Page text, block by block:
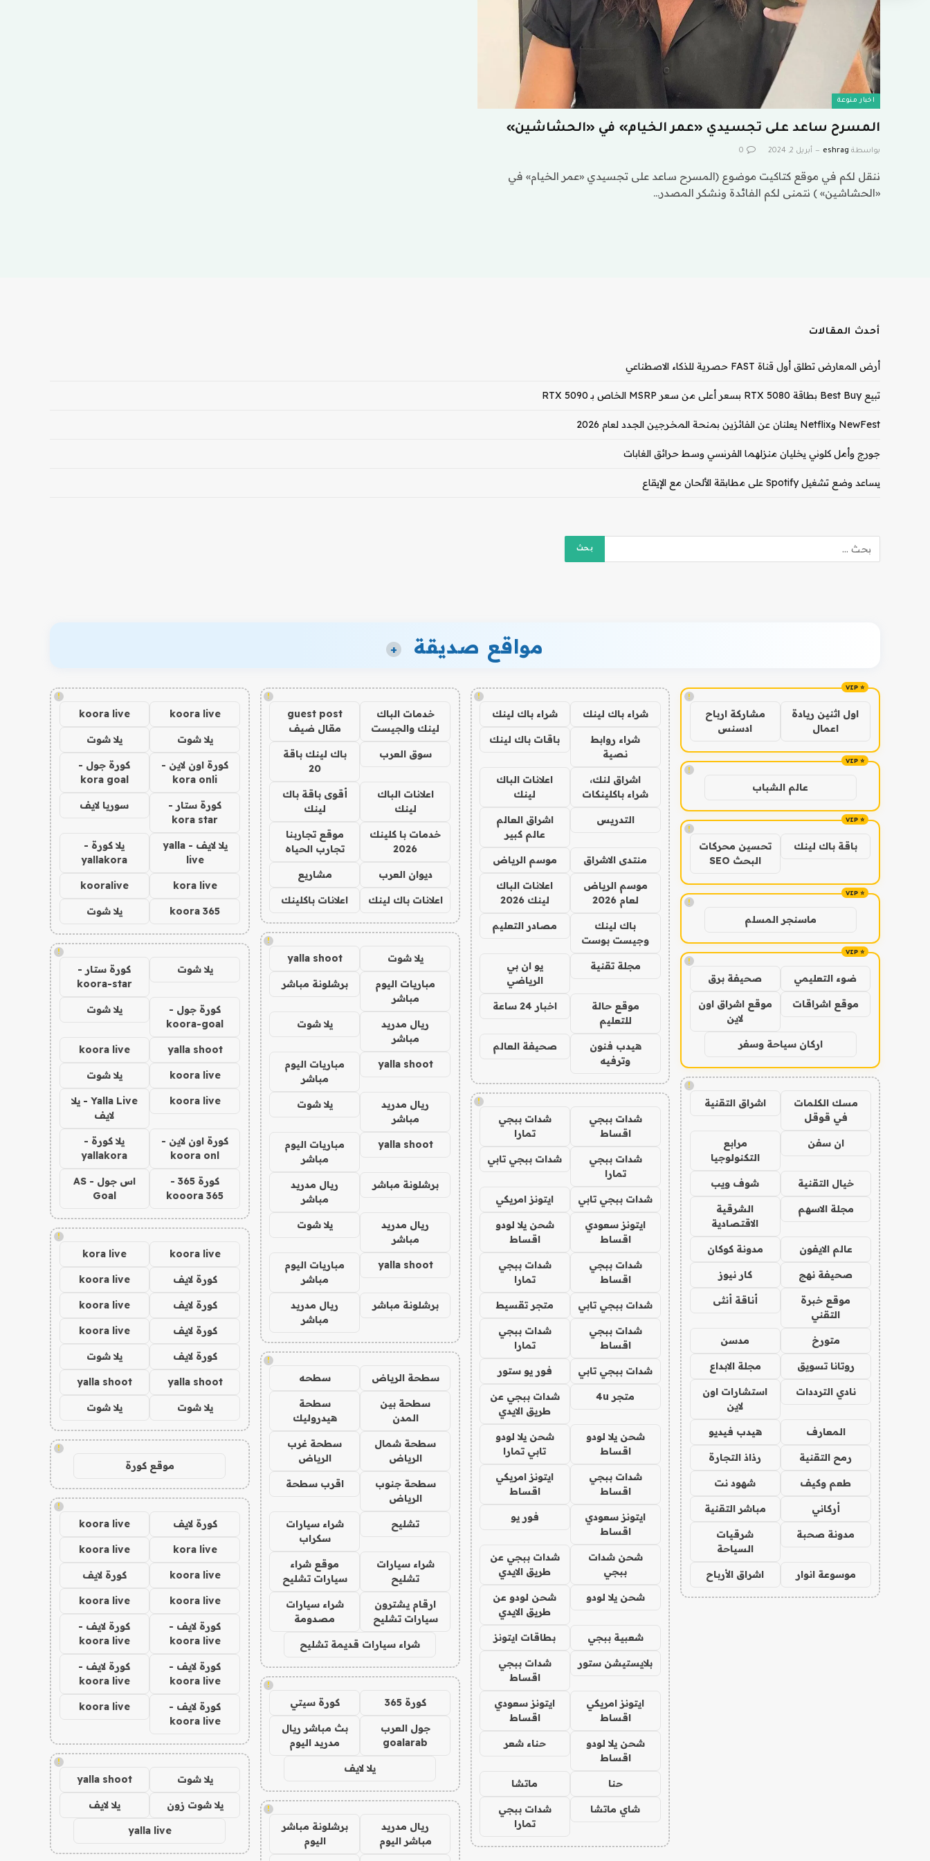
اخبار منوعة
المسرح ساعد على تجسيدي «عمر الخيام» في «الحشاشين»
بواسطة eshrag أبريل 2, 2024 0
ننقل لكم في موقع كتاكيت موضوع (المسرح ساعد على تجسيدي «عمر الخيام» في
«الحشاشين» ) نتمنى لكم الفائدة ونشكر المصدر…
أحدث المقالات
أرض المعارض تطلق أول قناة FAST حصرية للذكاء الاصطناعي
تبيع Best Buy بطاقة RTX 5080 بسعر أعلى من سعر MSRP الخاص بـ RTX 5090
NewFest وNetflix يعلنان عن الفائزين بمنحة المخرجين الجدد لعام 2026
جورج وأمل كلوني يخليان منزلهما الفرنسي وسط حرائق الغابات
يساعد وضع تشغيل Spotify على مطابقة الألحان مع الإيقاع
مواقع صديقة +
!
اول اثنين ريادة
اعمال
مشاركة ارباح
ادسنس
!
عالم الشباب
!
باقة باك لينك
تحسين محركات
البحث SEO
!
ماسنجر المسلم
!
ضوء التعليمي صحيفة برق
موقع اشراقات
موقع اشراق اون
لاين
اركان سياحة وسفر
!
مسك الكلمات
في قوقل
اشراق التقنية
ان سفن
مرابع
التكنولوجيا
خيال التقنية شوف ويب
مجلة الاسهم
الشرقية
الاقتصادية
عالم الايفون مدونة كوكان
صحيفة نهج كار نيوز
موقع خبرة
التقني
أناقة أنثى
متورخ مدسن
روتانا تسويق مجلة الابداع
نادي الترددات
استشارات اون
لاين
المعارف هيدب فيديو
رمح التقنية رذاذ التجارة
طعم وكيف شهود نت
أركاني مباشر التقنية
مدونة صحبة
شرقيات
السياحة
موسوعة انوار اشراق الأرباح
!
شراء باك لينك شراء باك لينك
شراء روابط
نصية
باقات باك لينك
اشراق لنك،
شراء باكلينكات
اعلانات الباك
لينك
التدريس
اشراق العالم
عالم كبير
منتدى الاشراق موسم الرياض
موسم الرياض
لعام 2026
اعلانات الباك
لينك 2026
باك لينك
وجيست بوست
مصادر التعليم
مجلة تقنية
يو ان بي
الرياضي
موقع حالة
للتعليم
اخبار 24 ساعة
هيدب فنون
وترفيه
صحيفة العالم
!
شدات ببجي
اقساط
شدات ببجي
تمارا
شدات ببجي
تمارا
شدات ببجي تابي
شدات ببجي تابي ايتونز امريكي
ايتونز سعودي
اقساط
شحن يلا لودو
اقساط
شدات ببجي
اقساط
شدات ببجي
تمارا
شدات ببجي تابي متجر تقسيط
شدات ببجي
اقساط
شدات ببجي
تمارا
شدات ببجي تابي فور يو ستور
متجر 4u
شدات ببجي عن
طريق الايدي
شحن يلا لودو
اقساط
شحن يلا لودو
تابي تمارا
شدات ببجي
اقساط
ايتونز امريكي
اقساط
ايتونز سعودي
اقساط
فور يو
شحن شدات
ببجي
شدات ببجي عن
طريق الايدي
شحن يلا لودو
شحن لودو عن
طريق الايدي
شعبية ببجي بطاقات ايتونز
بلايستيشن ستور
شدات ببجي
اقساط
ايتونز امريكي
اقساط
ايتونز سعودي
اقساط
شحن يلا لودو
اقساط
حناء شعر
حنا ماتشا
شاي ماتشا
شدات ببجي
تمارا
!
خدمات الباك
لينك والجيست
guest post
مقال ضيف
سوق العرب
باك لينك باقة
20
اعلانات الباك
لينك
أقوى باقة باك
لينك
خدمات با كلينك
2026
موقع تجاربنا
تجارب الحياه
ديوان العرب مشاريع
اعلانات باك لينك اعلانات باكلينك
!
يلا شوت yalla shoot
مباريات اليوم
مباشر
برشلونة مباشر
ريال مدريد
مباشر
يلا شوت
yalla shoot
مباريات اليوم
مباشر
ريال مدريد
مباشر
يلا شوت
yalla shoot
مباريات اليوم
مباشر
برشلونة مباشر
ريال مدريد
مباشر
ريال مدريد
مباشر
يلا شوت
yalla shoot
مباريات اليوم
مباشر
برشلونة مباشر
ريال مدريد
مباشر
!
سطحة الرياض سطحه
سطحة بين
المدن
سطحة
هيدروليك
سطحة شمال
الرياض
سطحة غرب
الرياض
سطحة جنوب
الرياض
اقرب سطحة
تشليح
شراء سيارات
سكراب
شراء سيارات
تشليح
موقع شراء
سيارات تشليح
ارقام يشترون
سيارات تشليح
شراء سيارات
مصدومة
شراء سيارات قديمة تشليح
!
كورة 365 كورة سيتي
جول العرب
goalarab
بث مباشر ريال
مدريد اليوم
يلا لايف
!
ريال مدريد
مباشر اليوم
برشلونة مباشر
اليوم
!
koora live
koora live
يلا شوت يلا شوت
كورة اون لاين -
kora onli
كورة جول -
kora goal
كورة ستار -
kora star
سوريا لايف
يلا لايف - yalla
live
يلا كورة -
yallakora
kora live
kooralive
koora 365 يلا شوت
!
يلا شوت
كورة ستار -
koora-star
كورة جول -
koora-goal
يلا شوت
yalla shoot
koora live
koora live يلا شوت
koora live
Yalla Live - يلا
لايف
كورة اون لاين -
koora onl
يلا كورة -
yallakora
كورة 365 -
kooora 365
اس جول - AS
Goal
!
koora live
kora live
كورة لايف koora live
كورة لايف koora live
كورة لايف koora live
كورة لايف يلا شوت
yalla shoot
yalla shoot
يلا شوت يلا شوت
!
موقع كورة
!
كورة لايف koora live
kora live
koora live
koora live كورة لايف
koora live
koora live
كورة لايف -
koora live
كورة لايف -
koora live
كورة لايف -
koora live
كورة لايف -
koora live
كورة لايف -
koora live
koora live
!
يلا شوت yalla shoot
يلا شوت زون يلا لايف
yalla live